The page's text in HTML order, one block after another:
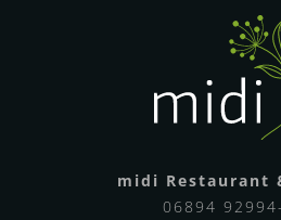
midi Restaurant
06894